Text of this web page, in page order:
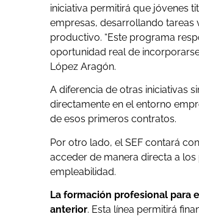
iniciativa permitirá que jóvenes
empresas, desarrollando tareas
productivo. “Este programa
oportunidad real de
López Aragón.
A diferencia de otras iniciativas
directamente en el entorno
de esos primeros contratos.
Por otro lado, el SEF contará
acceder de manera directa a
empleabilidad.
La formación profesional para
anterior. Esta línea permitirá